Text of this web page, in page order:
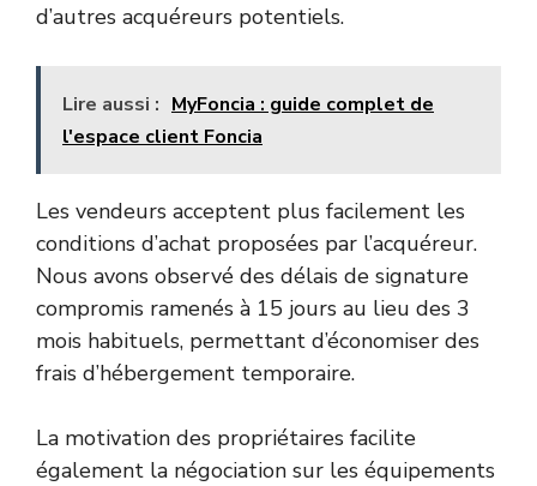
d’autres acquéreurs potentiels.
Lire aussi : MyFoncia : guide complet de
l'espace client Foncia
Les vendeurs acceptent plus facilement les
conditions d’achat proposées par l’acquéreur.
Nous avons observé des délais de signature
compromis ramenés à 15 jours au lieu des 3
mois habituels, permettant d’économiser des
frais d’hébergement temporaire.
La motivation des propriétaires facilite
également la négociation sur les équipements